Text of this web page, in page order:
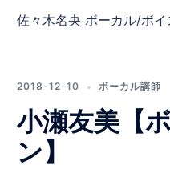
佐々木名央 ボーカル/ボ
2018-12-10 ボーカル講師
小瀬友美【
ン】